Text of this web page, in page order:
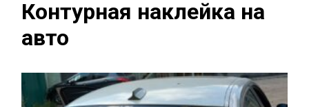
Контурная наклейка на
авто